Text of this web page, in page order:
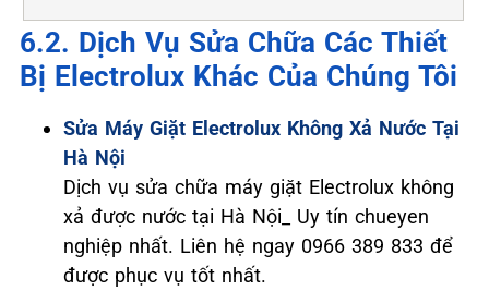
6.2. Dịch Vụ Sửa Chữa Các Thiết
Bị Electrolux Khác Của Chúng Tôi
Sửa Máy Giặt Electrolux Không Xả Nước Tại
Hà Nội
Dịch vụ sửa chữa máy giặt Electrolux không
xả được nước tại Hà Nội_ Uy tín chueyen
nghiệp nhất. Liên hệ ngay 0966 389 833 để
được phục vụ tốt nhất.